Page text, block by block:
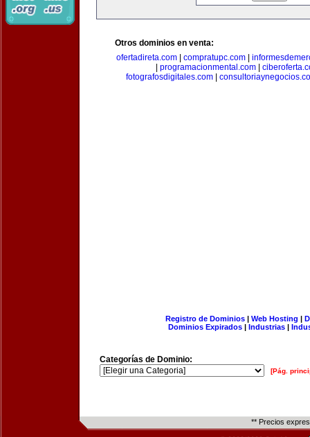
Otros dominios en venta:
ofertadireta.com| compratupc.com|
programacionmental.com|
fotografosdigitales.com
Registro de Dominios| Web Hosting |
Dominios Expirados | Industrias |
Categorías de Dominio:
[Pág.
** Precios